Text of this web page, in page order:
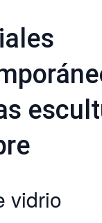
vidrio